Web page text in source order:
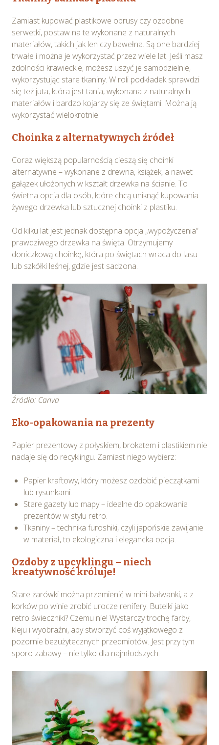
Zamiast kupować plastikowe obrusy czy ozdobne
serwetki, postaw na te wykonane z naturalnych
materiałów, takich jak len czy bawełna. Są one bardziej
trwałe i można je wykorzystać przez wiele lat. Jeśli masz
zdolności krawieckie, możesz uszyć je samodzielnie,
wykorzystując stare tkaniny. W roli podkładek sprawdzi
się też juta, która jest tania, wykonana z naturalnych
materiałów i bardzo kojarzy się ze świętami. Można ją
wykorzystać wielokrotnie.
Choinka z alternatywnych źródeł
Coraz większą popularnością cieszą się choinki
alternatywne – wykonane z drewna, książek, a nawet
gałązek ułożonych w kształt drzewka na ścianie. To
świetna opcja dla osób, które chcą uniknąć kupowania
żywego drzewka lub sztucznej choinki z plastiku.
Od kilku lat jest jednak dostępna opcja „wypożyczenia”
prawdziwego drzewka na święta. Otrzymujemy
doniczkową choinkę, która po świętach wraca do lasu
lub szkółki leśnej, gdzie jest sadzona.
Źródło: Canva
Eko-opakowania na prezenty
Papier prezentowy z połyskiem, brokatem i plastikiem nie
nadaje się do recyklingu. Zamiast niego wybierz:
Papier kraftowy, który możesz ozdobić pieczątkami
lub rysunkami.
Stare gazety lub mapy – idealne do opakowania
prezentów w stylu retro.
Tkaniny – technika furoshiki, czyli japońskie zawijanie
w materiał, to ekologiczna i elegancka opcja.
Ozdoby z upcyklingu – niech
kreatywność króluje!
Stare żarówki można przemienić w mini-bałwanki, a z
korków po winie zrobić urocze renifery. Butelki jako
retro świeczniki? Czemu nie! Wystarczy trochę farby,
kleju i wyobraźni, aby stworzyć coś wyjątkowego z
pozornie bezużytecznych przedmiotów. Jest przy tym
sporo zabawy – nie tylko dla najmłodszych.